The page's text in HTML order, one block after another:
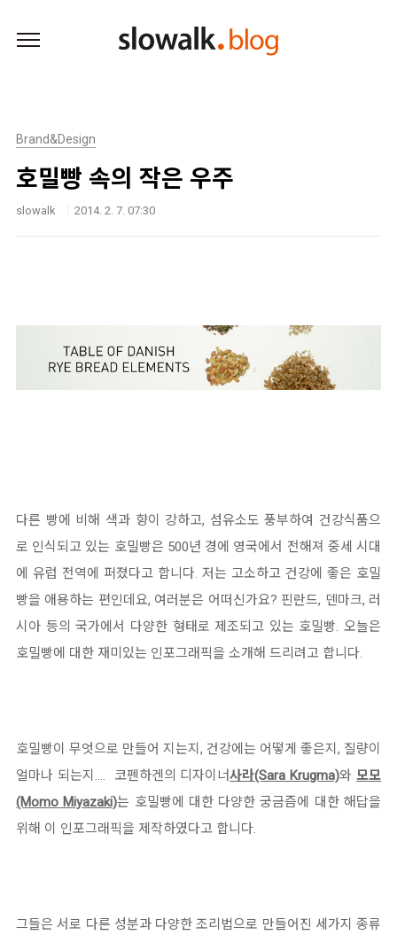
Brand&Design
호밀빵 속의 작은 우주
slowalk 2014. 2. 7. 07:30
다른 빵에 비해 색과 향이 강하고, 섬유소도 풍부하여 건강식품으
로 인식되고 있는 호밀빵은 500년 경에 영국에서 전해져 중세 시대
에 유럽 전역에 퍼졌다고 합니다. 저는 고소하고 건강에 좋은 호밀
빵을 애용하는 편인데요, 여러분은 어떠신가요? 핀란드, 덴마크, 러
시아 등의 국가에서 다양한 형태로 제조되고 있는 호밀빵. 오늘은
호밀빵에 대한 재미있는 인포그래픽을 소개해 드리려고 합니다.
호밀빵이 무엇으로 만들어 지는지, 건강에는 어떻게 좋은지, 질량이
얼마나 되는지…. 코펜하겐의 디자이너사라(Sara Krugma)와모모
(Momo Miyazaki)는 호밀빵에 대한 다양한 궁금즘에 대한 해답을
위해 이 인포그래픽을 제작하였다고 합니다.
그들은 서로 다른 성분과 다양한 조리법으로 만들어진 세가지 종류